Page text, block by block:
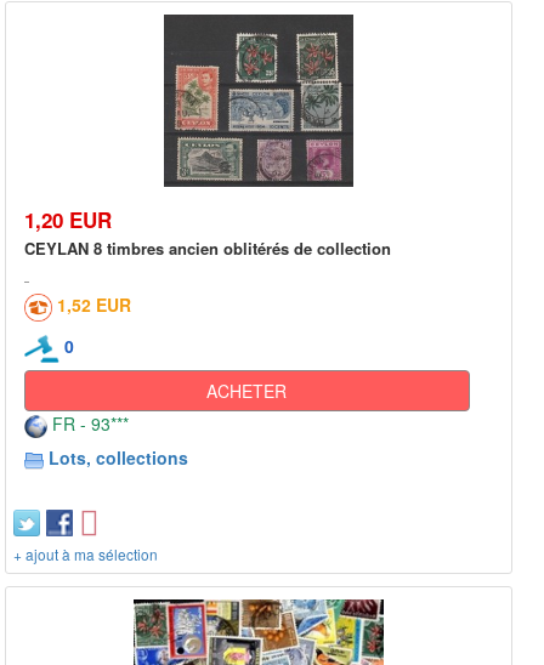
1,20 EUR
CEYLAN 8 timbres ancien oblitérés de collection
1,52 EUR
0
ACHETER
FR - 93***
Lots, collections
+ ajout à ma sélection